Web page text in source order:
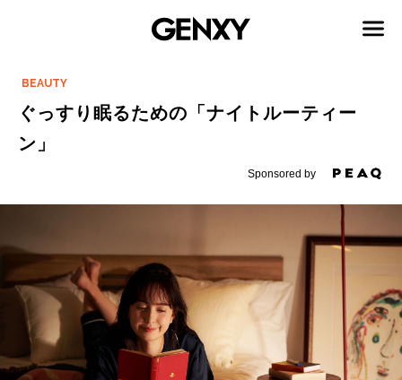
BEAUTY
ぐっすり眠るための「ナイトルーティー
ン」
Sponsored by